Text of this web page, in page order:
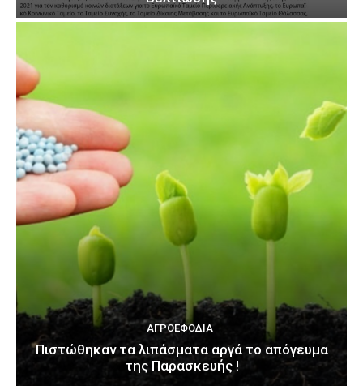
ΑΓΡΟΕΦΌΔΙΑ
Πιστώθηκαν τα λιπάσματα αργά το απόγευμα
της Παρασκευής !